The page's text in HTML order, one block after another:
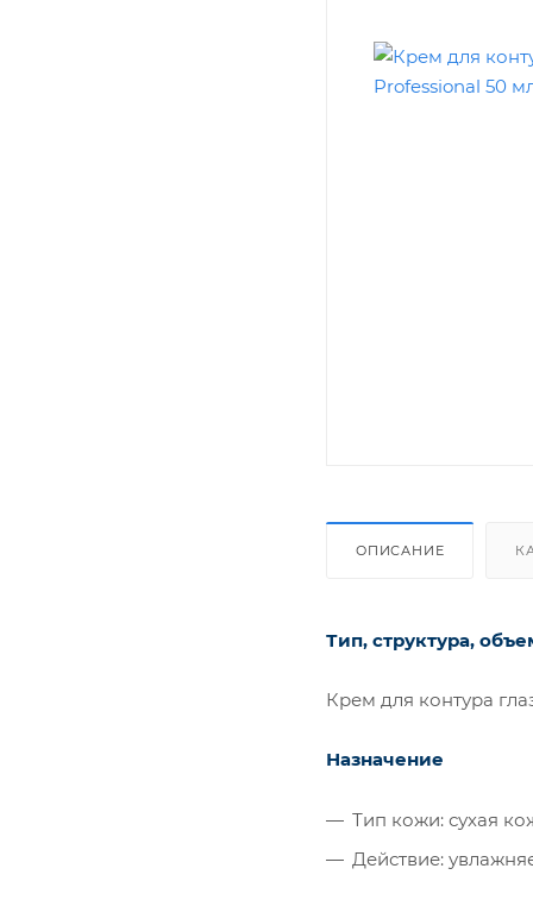
ОПИСАНИЕ
Тип, структура,
Крем для контура
Назначение
Тип кожи: сухая
Действие: